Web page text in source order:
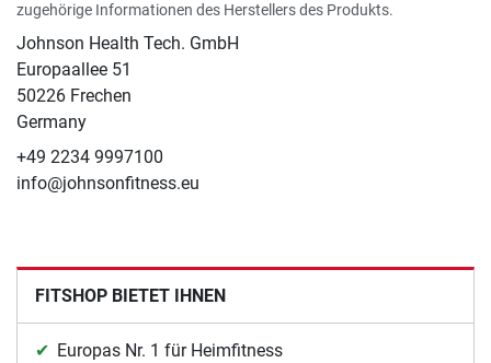
zugehörige Informationen des Herstellers des Produkts.
Johnson Health Tech. GmbH
Europaallee 51
50226 Frechen
Germany
+49 2234 9997100
info@johnsonfitness.eu
FITSHOP BIETET IHNEN
Europas Nr. 1 für Heimfitness